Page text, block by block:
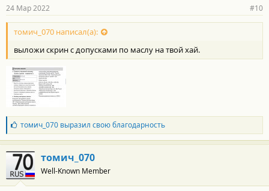
н
о
с
и
:
24 Мар 2022 #10
томич_070 написал(а):
выложи скрин с допусками по маслу на твой хай.
Б
л
а
г
о
д
а
томич_070выразил свою благодарность
томич_070
Well-Known Member